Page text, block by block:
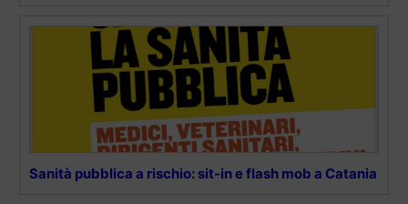
Sanità pubblica a rischio: sit-in e flash mob a Catania